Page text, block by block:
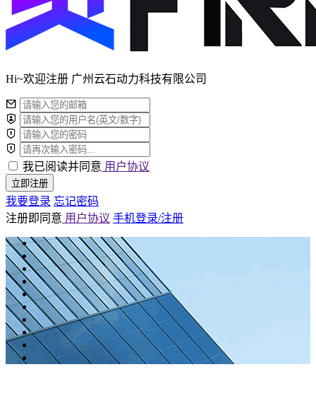
Hi~欢迎注册 广州云石动力科技有限公司
我已阅读并同意 用户协议
立即注册
我要登录 忘记密码
注册即同意 用户协议 手机登录/注册